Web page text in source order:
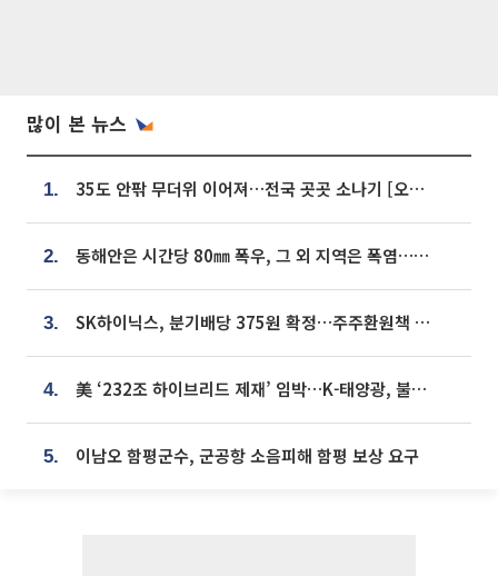
많이 본 뉴스
1. 35도 안팎 무더위 이어져…전국 곳곳 소나기 [오늘 날씨]
2. 동해안은 시간당 80㎜ 폭우, 그 외 지역은 폭염…‘극과 극 날씨’
3. SK하이닉스, 분기배당 375원 확정…주주환원책 9월로 앞당겨 발표
4. 美 ‘232조 하이브리드 제재’ 임박…K-태양광, 불확실성 털고 날개 다나
5. 이남오 함평군수, 군공항 소음피해 함평 보상 요구